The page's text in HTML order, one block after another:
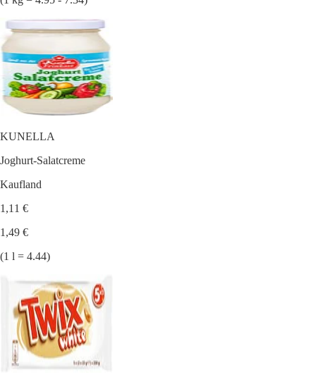
KUNELLA
Joghurt-Salatcreme
Kaufland
1,11 €
1,49 €
(1 l = 4.44)